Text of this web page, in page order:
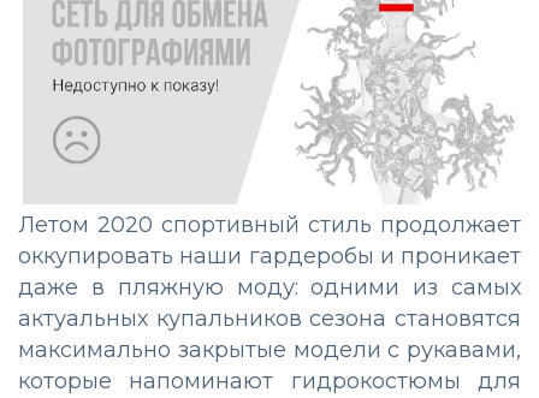
Летом 2020 спортивный стиль продолжает
оккупировать наши гардеробы и проникает
даже в пляжную моду: одними из самых
актуальных купальников сезона становятся
максимально закрытые модели с рукавами,
которые напоминают гидрокостюмы для